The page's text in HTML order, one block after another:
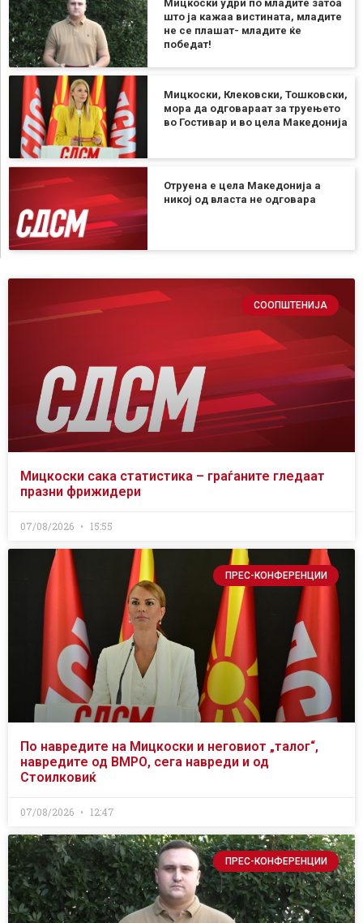
Мицкоски удри по младите затоа
што ја кажаа вистината, младите
не се плашат- младите ќе
победат!
Мицкоски, Клековски, Тошковски,
мора да одговараат за труењето
во Гостивар и во цела Македонија
Отруена е цела Македонија а
никој од власта не одговара
СООПШТЕНИЈА
Мицкоски сака статистика – граѓаните гледаат
празни фрижидери
07/08/2026 15:55
ПРЕС-КОНФЕРЕНЦИИ
По навредите на Мицкоски и неговиот „талог“,
навредите од ВМРО, сега навреди и од
Стоилковиќ
07/08/2026 12:47
ПРЕС-КОНФЕРЕНЦИИ